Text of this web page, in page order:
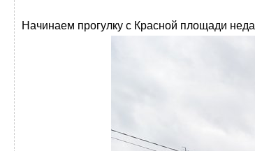
Начинаем прогулку с Красной площади